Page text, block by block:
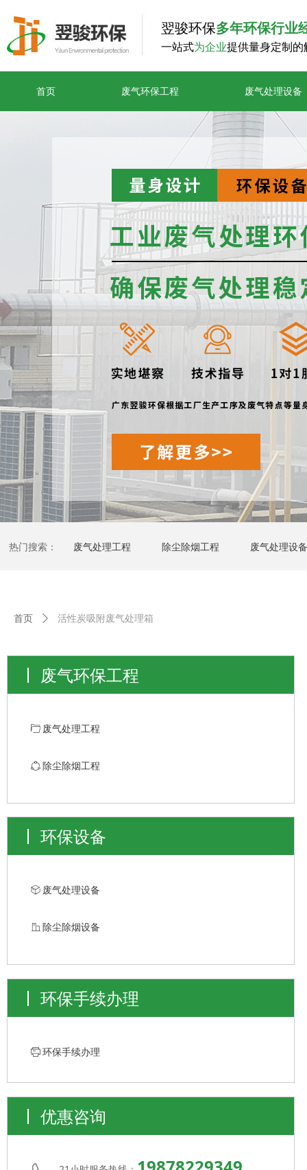
首页 废气环保工程 废气处理设备
翌骏环保多年环保行业
一站式为企业提供量身定制的
首页 ꄲ 活性炭吸附废气处理箱
ꄁ 废气处理工程
ꁢ 除尘除烟工程
废气环保工程
优惠咨询
环保设备
ꁦ 废气处理设备
ꀶ 除尘除烟设备
环保手续办理
ꁧ 环保手续办理
热门搜索： 废气处理工程 除尘除烟工程 废气处理设